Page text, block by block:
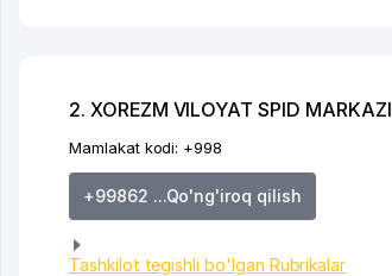
2. XOREZM VILOYAT SPID MARKAZI
Mamlakat kodi: +998
+99862 ...Qo'ng'iroq qilish
Tashkilot tegishli bo'lgan Rubrikalar